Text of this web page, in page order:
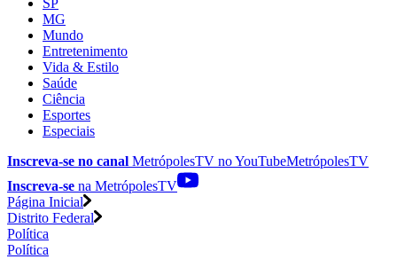
MG
Mundo
Entretenimento
Vida & Estilo
Saúde
Ciência
Esportes
Especiais
Inscreva-se no canal MetrópolesTV noYouTubeMetrópolesTV
Inscreva-se na MetrópolesTV
Página Inicial
Distrito Federal
Política
Política